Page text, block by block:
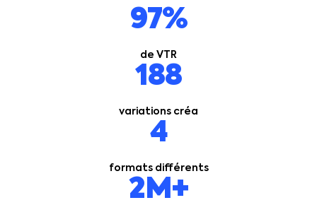
97%
de VTR
188
variations créa
4
formats différents
2M+